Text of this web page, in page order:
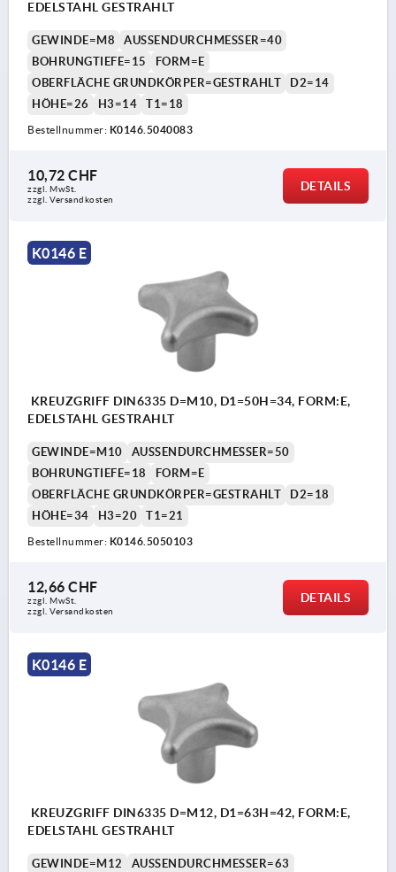
EDELSTAHL GESTRAHLT
GEWINDE=M8
AUSSENDURCHMESSER=40
BOHRUNGTIEFE=15
FORM=E
OBERFLÄCHE GRUNDKÖRPER=GESTRAHLT
D2=14
HÖHE=26
H3=14 T1=18
Bestellnummer: K0146.5040083
10,72 CHF
zzgl. MwSt.
zzgl. Versandkosten
DETAILS
K0146 E
KREUZGRIFF DIN6335 D=M10, D1=50H=34, FORM:E,
EDELSTAHL GESTRAHLT
GEWINDE=M10
AUSSENDURCHMESSER=50
BOHRUNGTIEFE=18
FORM=E
OBERFLÄCHE GRUNDKÖRPER=GESTRAHLT
D2=18
HÖHE=34
H3=20 T1=21
Bestellnummer: K0146.5050103
12,66 CHF
zzgl. MwSt.
zzgl. Versandkosten
DETAILS
K0146 E
KREUZGRIFF DIN6335 D=M12, D1=63H=42, FORM:E,
EDELSTAHL GESTRAHLT
GEWINDE=M12
AUSSENDURCHMESSER=63